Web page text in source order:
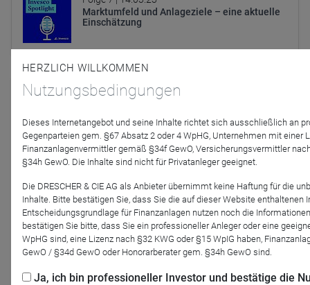
Marktumfeld und Anlageziele – eine aktuelle
Einschätzung
Folge 31 |13.03.23
Preissetzungsmacht schützen
HERZLICH WILLKOMMEN
Nutzungsbedingungen
Dieses Internetangebot und seine Inhalte richtet sich ausschließlich an
Gegenparteien gem. §67 Absatz 2 oder 4 WpHG, Unternehmen mit einer
Finanzanlagenvermittler gemäß §34f GewO, Versicherungsvermittler
§34h GewO. Die Inhalte sind nicht für Privatanleger geeignet.
Die DRESCHER & CIE AG als Anbieter übernimmt keine Haftung für die
Inhalte. Bitte bestätigen Sie, dass Sie die auf dieser Website enthaltenen
Entscheidungsgrundlage für Finanzanlagen nutzen noch die
bestätigen Sie bitte, dass Sie ein professioneller Anleger oder eine
WpHG sind, eine Lizenz nach §32 KWG oder §15 WpIG haben,
GewO / §34d GewO oder Honorarberater gem. §34h GewO sind.
Ja, ich bin professioneller Investor und bestätige die